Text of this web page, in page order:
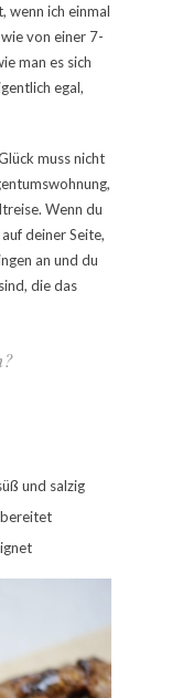
wenn ich einmal
von einer 7-
man es sich
egal,
muss nicht
Wenn du
deiner Seite,
an und du
die das
und salzig